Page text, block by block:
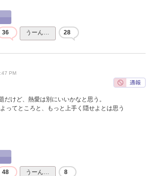
36 うーん… 28
PM
だけど、熱愛は別にいいかなと思う。
ってところと、もっと上手く隠せよとは思う
48 うーん… 8